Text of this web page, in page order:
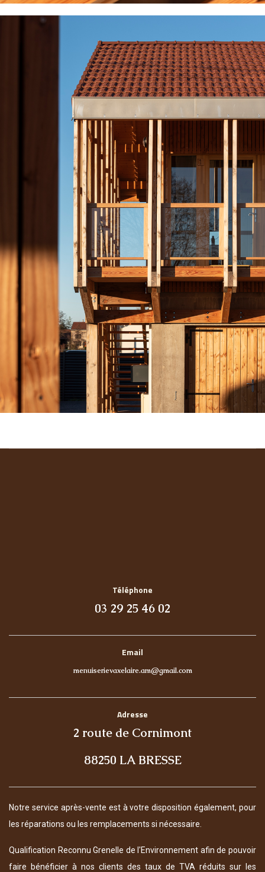
Téléphone
03 29 25 46 02
Email
menuiserievaxelaire.am@gmail.com
Adresse
2 route de Cornimont
88250 LA BRESSE
Notre service après-vente est à votre disposition également, pour
les réparations ou les remplacements si nécessaire.
Qualification Reconnu Grenelle de l'Environnement afin de pouvoir
faire bénéficier à nos clients des taux de TVA réduits sur les